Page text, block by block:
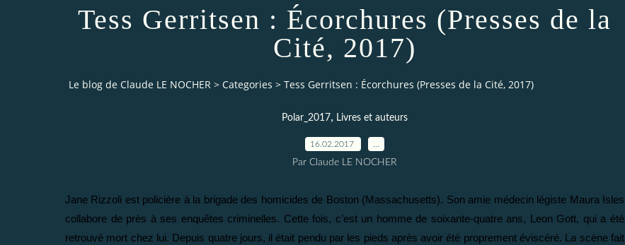
Tess Gerritsen : Écorchures (Presses de la
Cité, 2017)
Le blog de Claude LE NOCHER > Categories > Tess Gerritsen : Écorchures (Presses de la Cité, 2017)
Polar_2017, Livres et auteurs
16.02.2017
Par Claude LE NOCHER
Jane Rizzoli est policière à la brigade des homicides de Boston (Massachusetts). Son amie médecin légiste Maura Isles
collabore de près à ses enquêtes criminelles. Cette fois, c’est un homme de soixante-quatre ans, Leon Gott, qui a été
retrouvé mort chez lui. Depuis quatre jours, il était pendu par les pieds après avoir été proprement éviscéré. La scène fait